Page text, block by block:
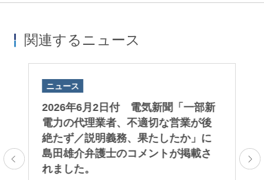
関連するニュース
ニュース
2026年6月2日付 電気新聞「一部新
電力の代理業者、不適切な営業が後
絶たず／説明義務、果たしたか」に
島田雄介弁護士のコメントが掲載さ
れました。
有